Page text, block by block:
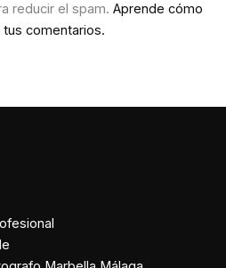
reducir el spam. Aprende cómo
comentarios.